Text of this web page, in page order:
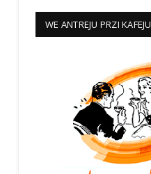
WE ANTREJU PRZI KAFEJU